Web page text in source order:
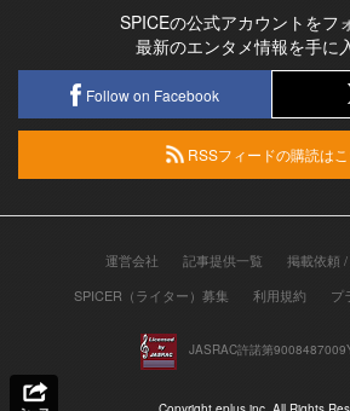
SPICEの公式アカウントをフ
最新のエンタメ情報を手に
Follow on Facebook
RSSフィードの購読はこ
運営会社 記事提供一覧
掲載依頼
SPICER（ライター）募集
利用規約 プ
JASRAC許諾第